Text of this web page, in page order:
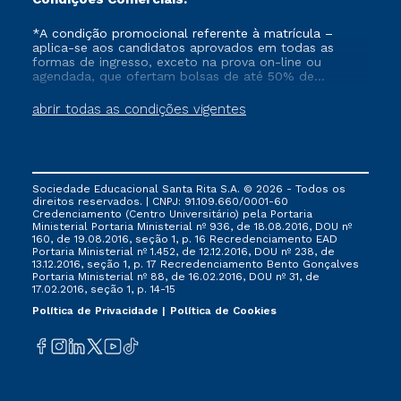
abrir todas as condições vigentes
*A condição promocional referente à matrícula –
aplica-se aos candidatos aprovados em todas as
formas de ingresso, exceto na prova on-line ou
agendada, que ofertam bolsas de até 50% de
que ainda não tenham efetivado e/ou não tenham
cancelado ou trancado sua matrícula em uma das
FIES, Prouni e outros programas governamentais, e
não se acumula com nenhuma outra campanha
ofertada pela Instituição.
Sociedade Educacional Santa Rita S.A. © 2026 - Todos os
direitos reservados. | CNPJ: 91.109.660/0001-60
Credenciamento (Centro Universitário) pela Portaria
Ministerial Portaria Ministerial nº 936, de 18.08.2016, DOU nº
160, de 19.08.2016, seção 1, p. 16 Recredenciamento EAD
Portaria Ministerial nº 1.452, de 12.12.2016, DOU nº 238, de
13.12.2016, seção 1, p. 17 Recredenciamento Bento Gonçalves
Portaria Ministerial nº 88, de 16.02.2016, DOU nº 31, de
17.02.2016, seção 1, p. 14-15
Política de Privacidade
Política de Cookies